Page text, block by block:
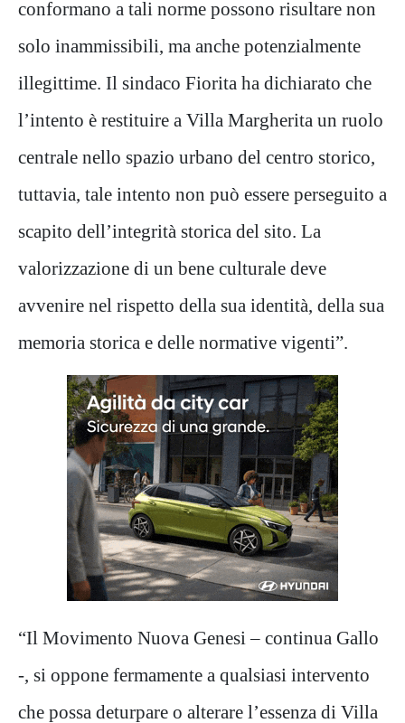
conformano a tali norme possono risultare non
solo inammissibili, ma anche potenzialmente
illegittime. Il sindaco Fiorita ha dichiarato che
l’intento è restituire a Villa Margherita un ruolo
centrale nello spazio urbano del centro storico,
tuttavia, tale intento non può essere perseguito a
scapito dell’integrità storica del sito. La
valorizzazione di un bene culturale deve
avvenire nel rispetto della sua identità, della sua
memoria storica e delle normative vigenti”.
“Il Movimento Nuova Genesi – continua Gallo
-, si oppone fermamente a qualsiasi intervento
che possa deturpare o alterare l’essenza di Villa